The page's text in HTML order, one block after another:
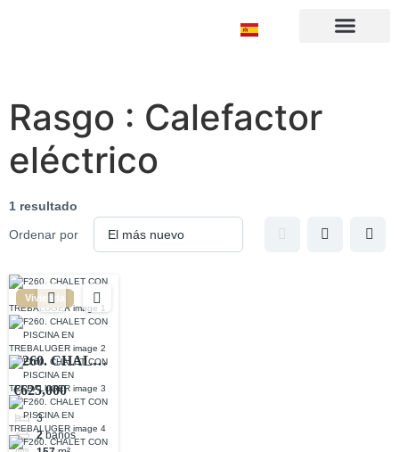
Rasgo : Calefactor
eléctrico
1 resultado
Ordenar por
Vivienda
F260. CHALET
CON PISCINA
EN
TREBALUGER
€625,000
3
2 baños